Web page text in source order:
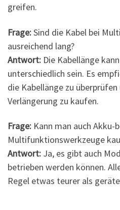
greifen.
Frage:Sind die Kabel bei
ausreichend lang?
Antwort: Die Kabellänge
unterschiedlich sein. Es
die Kabellänge zu
Verlängerung zu kaufen.
Frage: Kann man auch Akku-
Multifunktionswerkzeuge
Antwort: Ja, es gibt auch
betrieben werden können.
Regel etwas teurer als